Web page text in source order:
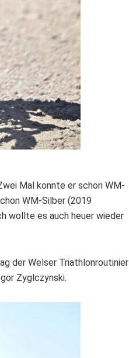
Mal konnte er schon WM-
WM-Silber (2019
wollte es auch heuer wieder
der Welser Triathlonroutinier
Zyglczynski.